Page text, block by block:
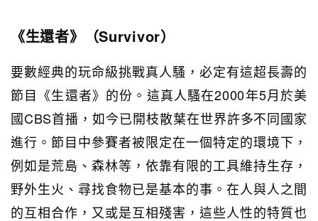
《生還者》（Survivor）
要數經典的玩命級挑戰真人騷，必定有這超長壽的
節目《生還者》的份。這真人騷在2000年5月於美
國CBS首播，如今已開枝散葉在世界許多不同國家
進行。節目中參賽者被限定在一個特定的環境下，
例如是荒島、森林等，依靠有限的工具維持生存，
野外生火、尋找食物已是基本的事。在人與人之間
的互相合作，又或是互相殘害，這些人性的特質也